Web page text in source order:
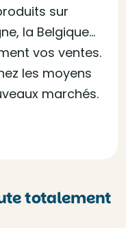
sur
la Belgique…
vos ventes.
les moyens
marchés.
totalement